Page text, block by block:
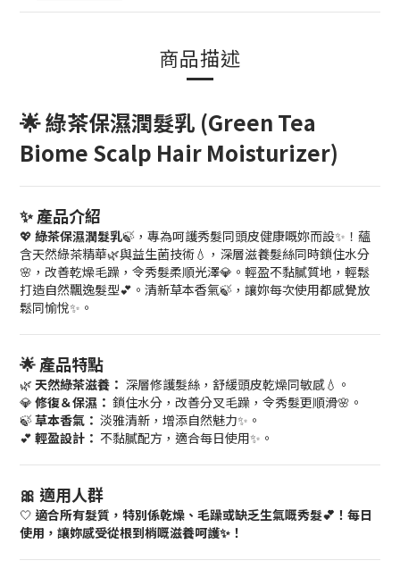
商品描述
🌟 綠茶保濕潤髮乳 (Green Tea
Biome Scalp Hair Moisturizer)
✨ 產品介紹
💖 綠茶保濕潤髮乳🍃，專為呵護秀髮同頭皮健康嘅妳而設✨！蘊
含天然綠茶精華🌿與益生菌技術💧，深層滋養髮絲同時鎖住水分
🌸，改善乾燥毛躁，令秀髮柔順光澤💎。輕盈不黏膩質地，輕鬆
打造自然飄逸髮型💕。清新草本香氣🍃，讓妳每次使用都感覺放
鬆同愉悅✨。
🌟 產品特點
🌿 天然綠茶滋養： 深層修護髮絲，舒緩頭皮乾燥同敏感💧。
💎 修復＆保濕： 鎖住水分，改善分叉毛躁，令秀髮更順滑🌸。
🍃草本香氣： 淡雅清新，增添自然魅力✨。
💕 輕盈設計： 不黏膩配方，適合每日使用✨。
🎀 適用人群
🤍 適合所有髮質，特別係乾燥、毛躁或缺乏生氣嘅秀髮💕！每日
使用，讓妳感受從根到梢嘅滋養呵護✨！